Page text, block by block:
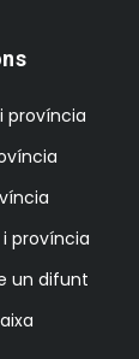
província
província
un difunt